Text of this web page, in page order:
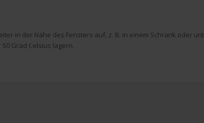
in der Nähe des Fensters auf, z. B. in einem Schrank oder
Grad Celsius lagern.